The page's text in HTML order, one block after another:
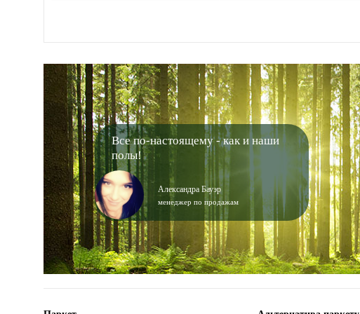
Все по-настоящему - как и наши
полы!
Александра Бауэр
менеджер по продажам